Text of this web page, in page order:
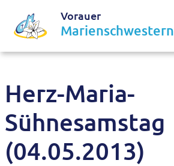
Vorauer
Marienschwestern
Herz-Maria-
Sühnesamstag
(04.05.2013)